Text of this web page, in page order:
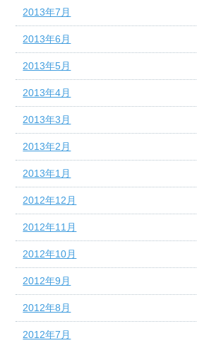
2013年7月
2013年6月
2013年5月
2013年4月
2013年3月
2013年2月
2013年1月
2012年12月
2012年11月
2012年10月
2012年9月
2012年8月
2012年7月